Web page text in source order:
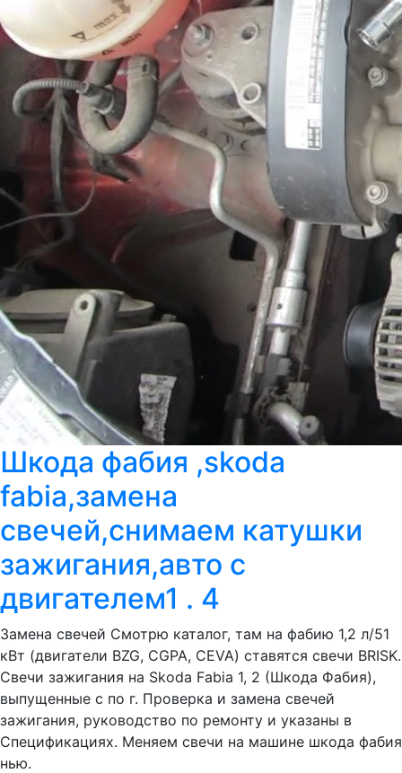
Шкода фабия ,skoda
fabia,замена
свечей,снимаем катушки
зажигания,авто с
двигателем1 . 4
Замена свечей Смотрю каталог, там на фабию 1,2 л/51
кВт (двигатели BZG, CGPA, CEVA) ставятся свечи BRISK.
Свечи зажигания на Skoda Fabia 1, 2 (Шкода Фабия),
выпущенные с по г. Проверка и замена свечей
зажигания, руководство по ремонту и указаны в
Спецификациях. Меняем свечи на машине шкода фабия
нью.